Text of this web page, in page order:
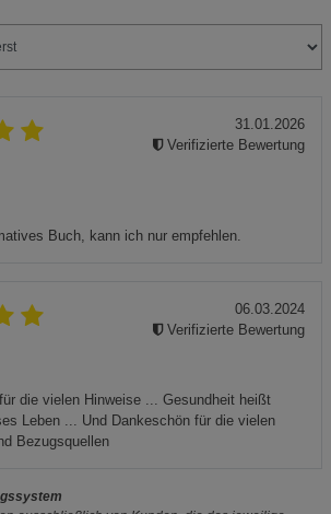
Buch, kann ich nur empfehlen.
31.01.2026
Verifizierte Bewertung
die vielen Hinweise ... Gesundheit heißt
Leben ... Und Dankeschön für die vielen
Bezugsquellen
06.03.2024
Verifizierte Bewertung